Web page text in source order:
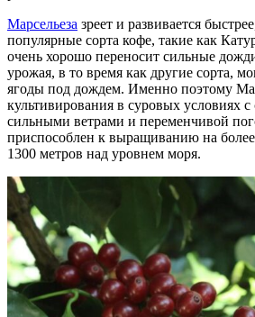
Марсельеза зреет и развивается
популярные сорта кофе, такие как
очень хорошо переносит сильные
урожая, в то время как другие сорта,
ягоды под дождем. Именно поэтому
культивирования в суровых условиях
сильными ветрами и переменчивой
приспособлен к выращиванию на
1300 метров над уровнем моря.